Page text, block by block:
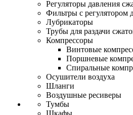
Регуляторы давления
Фильтры с регулятором
Лубрикаторы
Трубы для раздачи
Компрессоры
Винтовые
Поршневые
Спиральные
Осушители воздуха
Шланги
Воздушные ресиверы
Тумбы